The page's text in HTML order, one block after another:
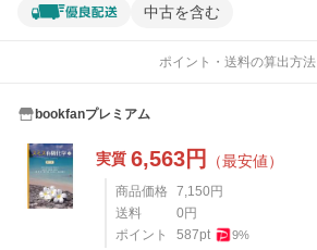
中古を含む
ポイント・送料の算出方法
bookfanプレミアム
実質 6,563円 （最安値）
商品価格 7,150 円
送料
0 円
ポイント
587pt 9%